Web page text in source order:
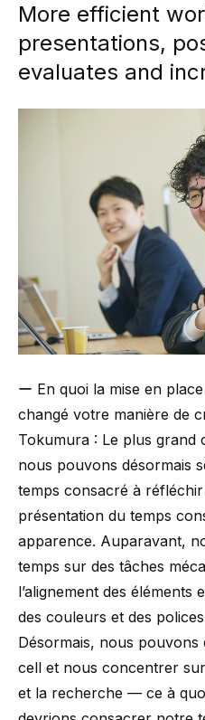
More efficient
presentations,
evaluates and
ー En quoi la mise en
changé votre manière de
Tokumura : Le plus grand
nous pouvons désormais
temps consacré à
présentation du temps
apparence. Auparavant,
temps sur des tâches
l’alignement des éléments
des couleurs et des
Désormais, nous
cell et nous concentrer
et la recherche — ce à